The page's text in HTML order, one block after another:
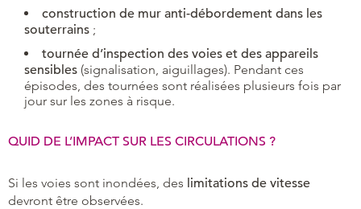
construction de mur anti-débordement dans les
souterrains ;
tournée d’inspection des voies et des appareils
sensibles (signalisation, aiguillages). Pendant ces
épisodes, des tournées sont réalisées plusieurs fois par
jour sur les zones à risque.
QUID DE L’IMPACT SUR LES CIRCULATIONS ?
Si les voies sont inondées, des limitations de vitesse
devront être observées.